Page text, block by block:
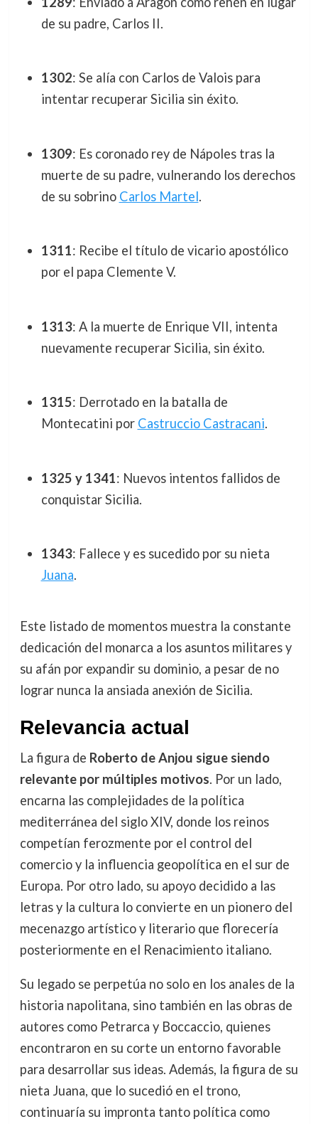
de su padre, Carlos II.
1302: Se alía con Carlos de Valois para
intentar recuperar Sicilia sin éxito.
1309: Es coronado rey de Nápoles tras la
muerte de su padre, vulnerando los derechos
de su sobrino Carlos Martel.
1311: Recibe el título de vicario apostólico
por el papa Clemente V.
1313: A la muerte de Enrique VII, intenta
nuevamente recuperar Sicilia, sin éxito.
1315: Derrotado en la batalla de
Montecatini por Castruccio Castracani.
1325 y 1341: Nuevos intentos fallidos de
conquistar Sicilia.
1343: Fallece y es sucedido por su nieta
Juana.
Este listado de momentos muestra la constante
dedicación del monarca a los asuntos militares y
su afán por expandir su dominio, a pesar de no
lograr nunca la ansiada anexión de Sicilia.
Relevancia actual
La figura de Roberto de Anjou sigue siendo
relevante por múltiples motivos. Por un lado,
encarna las complejidades de la política
mediterránea del siglo XIV, donde los reinos
competían ferozmente por el control del
comercio y la influencia geopolítica en el sur de
Europa. Por otro lado, su apoyo decidido a las
letras y la cultura lo convierte en un pionero del
mecenazgo artístico y literario que florecería
posteriormente en el Renacimiento italiano.
Su legado se perpetúa no solo en los anales de la
historia napolitana, sino también en las obras de
autores como Petrarca y Boccaccio, quienes
encontraron en su corte un entorno favorable
para desarrollar sus ideas. Además, la figura de su
nieta Juana, que lo sucedió en el trono,
continuaría su impronta tanto política como